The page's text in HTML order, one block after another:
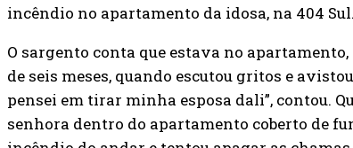
incêndio no apartamento da idosa, na 404 Sul.
O sargento conta que estava no
de seis meses, quando escutou gritos e
pensei em tirar minha esposa dali”, contou.
senhora dentro do apartamento coberto de